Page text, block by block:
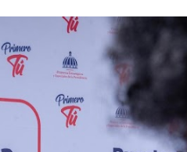
lagrimógenas: Tensión en
para la región Este
para la región Este
a familia de La Cuaba